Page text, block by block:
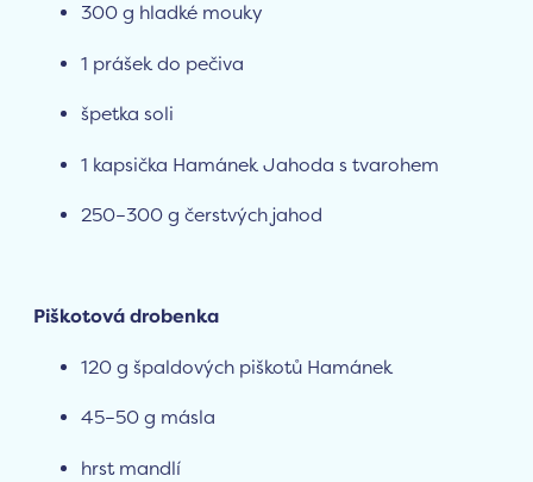
300 g hladké mouky
1 prášek do pečiva
špetka soli
1 kapsička Hamánek Jahoda s tvarohem
250–300 g čerstvých jahod
Piškotová drobenka
120 g špaldových piškotů Hamánek
45–50 g másla
hrst mandlí